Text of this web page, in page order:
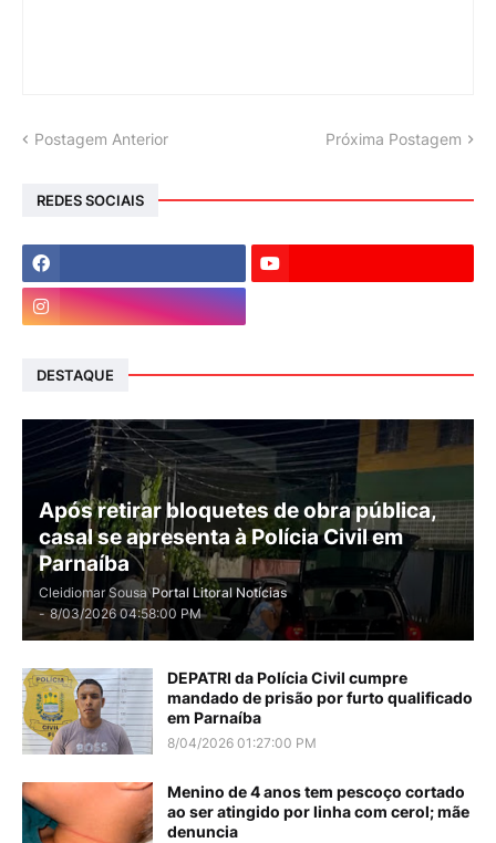
Postagem Anterior Próxima Postagem
REDES SOCIAIS
DESTAQUE
Após retirar bloquetes de obra pública,
casal se apresenta à Polícia Civil em
Parnaíba
Cleidiomar Sousa Portal Litoral Notícias
- 8/03/2026 04:58:00 PM
DEPATRI da Polícia Civil cumpre
mandado de prisão por furto qualificado
em Parnaíba
8/04/2026 01:27:00 PM
Menino de 4 anos tem pescoço cortado
ao ser atingido por linha com cerol; mãe
denuncia